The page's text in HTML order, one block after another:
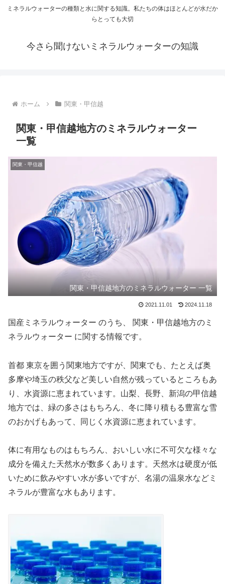
ミネラルウォーターの種類と水に関する知識。私たちの体はほとんどが水だか
らとっても大切
今さら聞けないミネラルウォーターの知識
ホーム 関東・甲信越
関東・甲信越地方のミネラルウォーター
一覧
関東・甲信越
関東・甲信越地方のミネラルウォーター 一覧
2021.11.01 2024.11.18
国産ミネラルウォーター のうち、 関東・甲信越地方のミ
ネラルウォーター に関する情報です。
首都 東京を囲う関東地方ですが、関東でも、たとえば奥
多摩や埼玉の秩父など美しい自然が残っているところもあ
り、水資源に恵まれています。山梨、長野、新潟の甲信越
地方では、緑の多さはもちろん、冬に降り積もる豊富な雪
のおかげもあって、同じく水資源に恵まれています。
体に有用なものはもちろん、おいしい水に不可欠な様々な
成分を備えた天然水が数多くあります。天然水は硬度が低
いために飲みやすい水が多いですが、名湯の温泉水などミ
ネラルが豊富な水もあります。